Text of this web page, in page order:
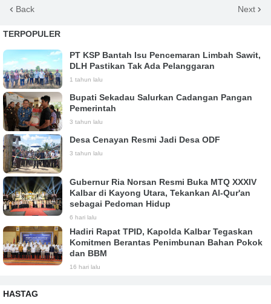
Back Next
TERPOPULER
PT KSP Bantah Isu Pencemaran Limbah Sawit,
DLH Pastikan Tak Ada Pelanggaran
1 tahun lalu
Bupati Sekadau Salurkan Cadangan Pangan
Pemerintah
3 tahun lalu
Desa Cenayan Resmi Jadi Desa ODF
3 tahun lalu
Gubernur Ria Norsan Resmi Buka MTQ XXXIV
Kalbar di Kayong Utara, Tekankan Al-Qur'an
sebagai Pedoman Hidup
6 hari lalu
Hadiri Rapat TPID, Kapolda Kalbar Tegaskan
Komitmen Berantas Penimbunan Bahan Pokok
dan BBM
16 hari lalu
HASTAG